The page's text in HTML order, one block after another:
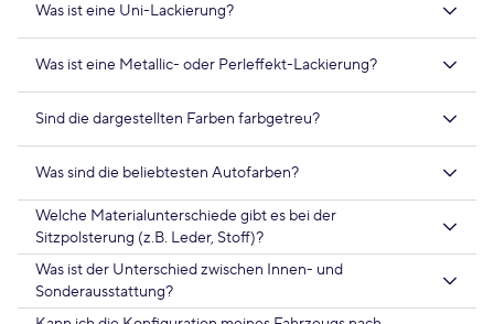
Was ist eine Uni-Lackierung?
Was ist eine Metallic- oder Perleffekt-Lackierung?
Sind die dargestellten Farben farbgetreu?
Was sind die beliebtesten Autofarben?
Welche Materialunterschiede gibt es bei der
Sitzpolsterung (z.B. Leder, Stoff)?
Was ist der Unterschied zwischen Innen- und
Sonderausstattung?